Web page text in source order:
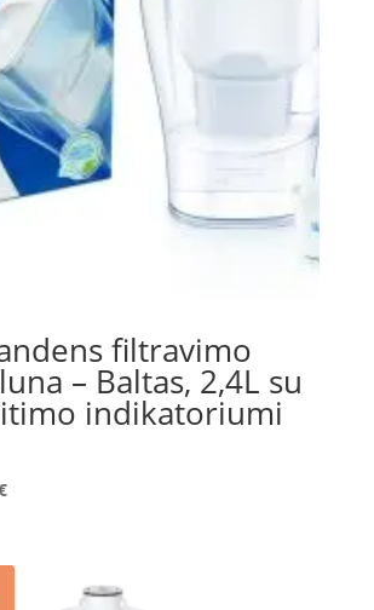
filtravimo
– Baltas, 2,4L su
indikatoriumi
Current
14.50 €.